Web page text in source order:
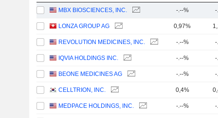
MBX BIOSCIENCES, INC. -.--% -
LONZA GROUP AG 0,97%
REVOLUTION MEDICINES, INC. -.--% -
IQVIA HOLDINGS INC. -.--% -
BEONE MEDICINES AG -.--% -
CELLTRION, INC. 0,4%
MEDPACE HOLDINGS, INC. -.--% -